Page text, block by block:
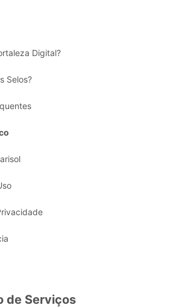
Digital?
Selos?
de Serviços